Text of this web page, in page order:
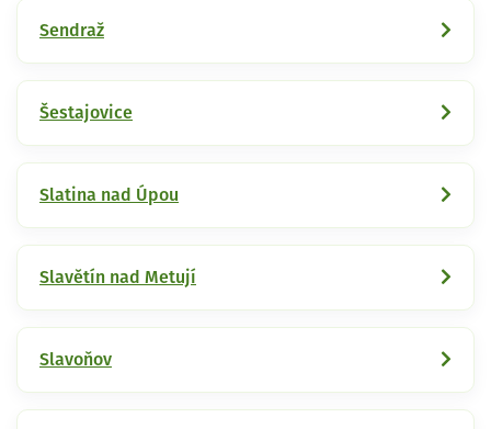
Sendraž
Šestajovice
Slatina nad Úpou
Slavětín nad Metují
Slavoňov